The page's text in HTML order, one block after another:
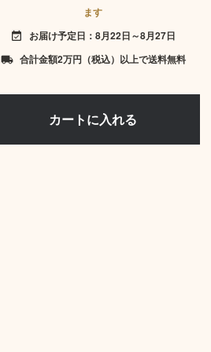
ます
event_available お届け予定日：8月22日～8月27日
local_shipping 合計金額2万円（税込）以上で送料無料